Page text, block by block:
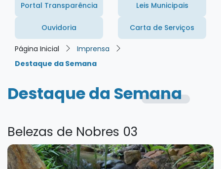
Portal Transparência Leis Municipais
Ouvidoria Carta de Serviços
Página Inicial
Imprensa
Destaque da Semana
Destaque da Semana
Belezas de Nobres 03